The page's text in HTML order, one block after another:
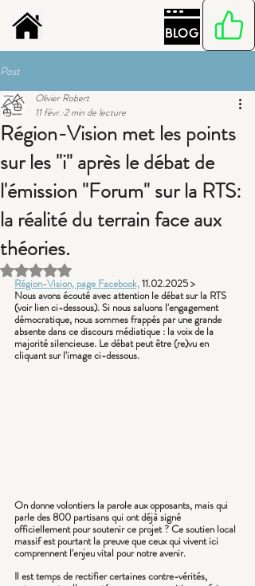
Post
Région-Vision met les points
sur les "i" après le débat de
l'émission "Forum" sur la RTS:
la réalité du terrain face aux
théories.
Olivier Robert
11 févr. 2 min de lecture
Noté NaN étoiles sur 5.
Région-Vision, page Facebook, 11.02.2025 >
Nous avons écouté avec attention le débat sur la RTS
(voir lien ci-dessous). Si nous saluons l'engagement
démocratique, nous sommes frappés par une grande
absente dans ce discours médiatique : la voix de la
majorité silencieuse. Le débat peut être (re)vu en
cliquant sur l'image ci-dessous.
On donne volontiers la parole aux opposants, mais qui
parle des 800 partisans qui ont déjà signé
officiellement pour soutenir ce projet ? Ce soutien local
massif est pourtant la preuve que ceux qui vivent ici
comprennent l'enjeu vital pour notre avenir.
Il est temps de rectifier certaines contre-vérités,